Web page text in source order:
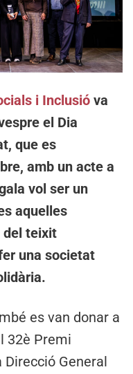
i Inclusió va
el Dia
que es
amb un acte a
vol ser un
aquelles
del teixit
una societat
es van donar a
32è Premi
General